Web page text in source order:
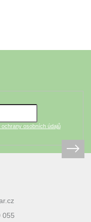
ochrany osobních údajů
055